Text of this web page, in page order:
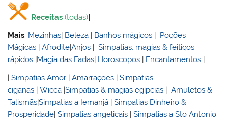
Receitas (todas)
Mais: Mezinhas| Beleza | Banhos mágicos | Poções
Mágicas |Afrodite|Anjos |Simpatias, magias & feitiços
rápidos |Magia das Fadas| Horoscopos | Encantamentos |
|Simpatias Amor |Amarrações |Simpatias
ciganas |Wicca |Simpatias & magias egípcias |Amuletos &
Talismãs|Simpatias a Iemanjá |Simpatias Dinheiro &
Prosperidade|Simpatias angelicais |Simpatias a Sto Antonio